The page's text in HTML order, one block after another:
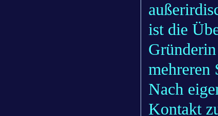
ist die
mehreren
Nach
Kontakt